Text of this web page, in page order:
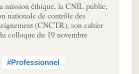
mission éthique, la CNIL publie,
nationale de contrôle des
(CNCTR), son cahier
colloque du 19 novembre
#Professionnel